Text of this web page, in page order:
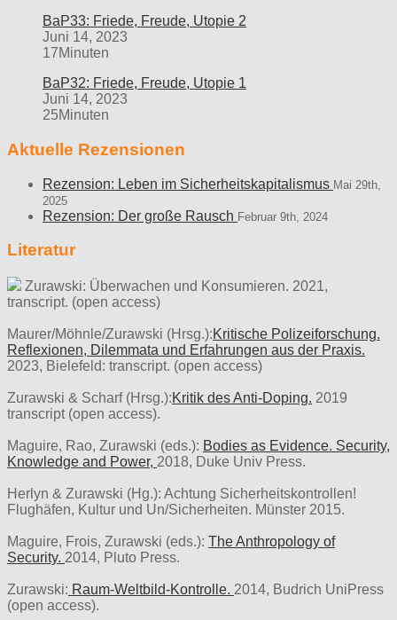
BaP33: Friede, Freude, Utopie 2
Juni 14, 2023
17Minuten
BaP32: Friede, Freude, Utopie 1
Juni 14, 2023
25Minuten
Aktuelle Rezensionen
Rezension: Leben im Sicherheitskapitalismus Mai 29th,
2025
Rezension: Der große Rausch Februar 9th, 2024
Literatur
Zurawski: Überwachen und Konsumieren. 2021,
transcript. (open access)
Maurer/Möhnle/Zurawski (Hrsg.):Kritische Polizeiforschung.
Reflexionen, Dilemmata und Erfahrungen aus der Praxis.
2023, Bielefeld: transcript. (open access)
Zurawski & Scharf (Hrsg.):Kritik des Anti-Doping. 2019
transcript (open access).
Maguire, Rao, Zurawski (eds.): Bodies as Evidence. Security,
Knowledge and Power, 2018, Duke Univ Press.
Herlyn & Zurawski (Hg.): Achtung Sicherheitskontrollen!
Flughäfen, Kultur und Un/Sicherheiten. Münster 2015.
Maguire, Frois, Zurawski (eds.): The Anthropology of
Security. 2014, Pluto Press.
Zurawski: Raum-Weltbild-Kontrolle. 2014, Budrich UniPress
(open access).